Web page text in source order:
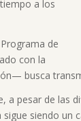
a los
de
con la
busca
a pesar de las
siendo un